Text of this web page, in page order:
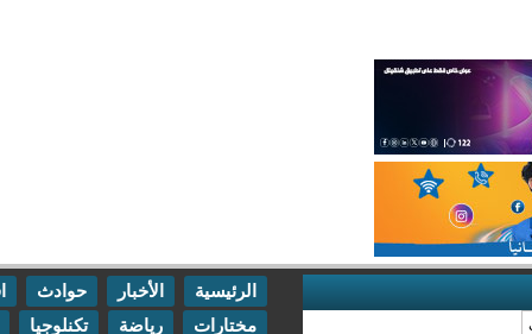
حوادث
اقتصاد
تكنلوجيا
مقابلات